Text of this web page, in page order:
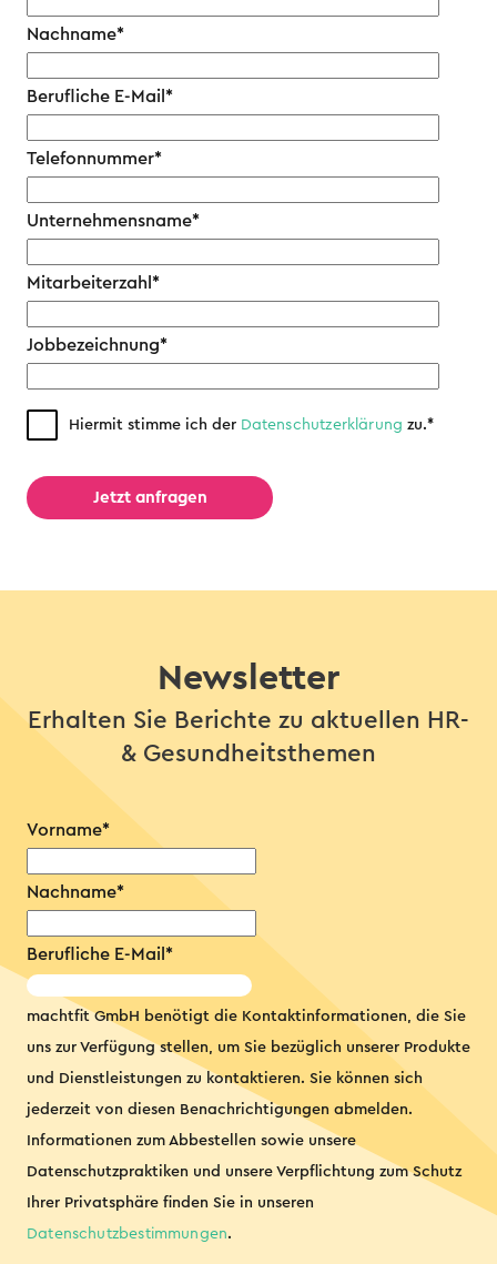
Nachname*
Berufliche E-Mail *
Telefonnummer*
Unternehmensname*
Mitarbeiterzahl *
Jobbezeichnung*
Hiermit stimme ich der Datenschutz­erklärung zu.*
Newsletter
Erhalten Sie Berichte zu aktuellen HR-
& Gesundheitsthemen
Vorname*
Nachname*
Berufliche E-Mail *
machtfit GmbH benötigt die Kontaktinformationen, die Sie
uns zur Verfügung stellen, um Sie bezüglich unserer Produkte
und Dienstleistungen zu kontaktieren. Sie können sich
jederzeit von diesen Benachrichtigungen abmelden.
Informationen zum Abbestellen sowie unsere
Datenschutzpraktiken und unsere Verpflichtung zum Schutz
Ihrer Privatsphäre finden Sie in unseren
Datenschutzbestimmungen.